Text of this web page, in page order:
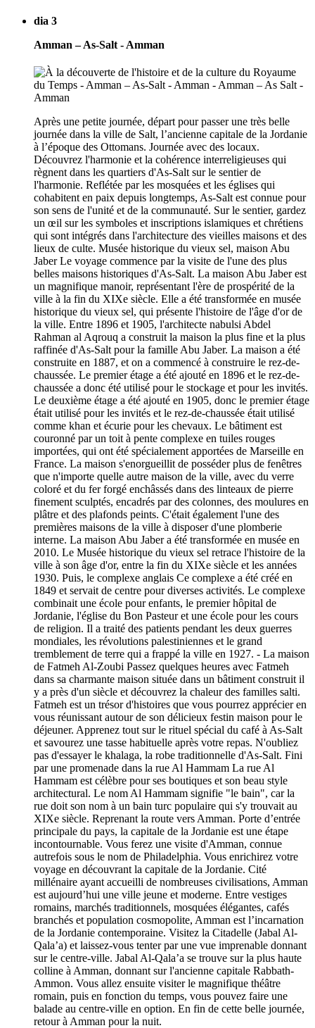
dia 3
Amman – As-Salt - Amman
Après une petite journée, départ pour passer une très belle
journée dans la ville de Salt, l’ancienne capitale de la Jordanie
à l’époque des Ottomans. Journée avec des locaux.
Découvrez l'harmonie et la cohérence interreligieuses qui
règnent dans les quartiers d'As-Salt sur le sentier de
l'harmonie. Reflétée par les mosquées et les églises qui
cohabitent en paix depuis longtemps, As-Salt est connue pour
son sens de l'unité et de la communauté. Sur le sentier, gardez
un œil sur les symboles et inscriptions islamiques et chrétiens
qui sont intégrés dans l'architecture des vieilles maisons et des
lieux de culte. Musée historique du vieux sel, maison Abu
Jaber Le voyage commence par la visite de l'une des plus
belles maisons historiques d'As-Salt. La maison Abu Jaber est
un magnifique manoir, représentant l'ère de prospérité de la
ville à la fin du XIXe siècle. Elle a été transformée en musée
historique du vieux sel, qui présente l'histoire de l'âge d'or de
la ville. Entre 1896 et 1905, l'architecte nabulsi Abdel
Rahman al Aqrouq a construit la maison la plus fine et la plus
raffinée d'As-Salt pour la famille Abu Jaber. La maison a été
construite en 1887, et on a commencé à construire le rez-de-
chaussée. Le premier étage a été ajouté en 1896 et le rez-de-
chaussée a donc été utilisé pour le stockage et pour les invités.
Le deuxième étage a été ajouté en 1905, donc le premier étage
était utilisé pour les invités et le rez-de-chaussée était utilisé
comme khan et écurie pour les chevaux. Le bâtiment est
couronné par un toit à pente complexe en tuiles rouges
importées, qui ont été spécialement apportées de Marseille en
France. La maison s'enorgueillit de posséder plus de fenêtres
que n'importe quelle autre maison de la ville, avec du verre
coloré et du fer forgé enchâssés dans des linteaux de pierre
finement sculptés, encadrés par des colonnes, des moulures en
plâtre et des plafonds peints. C'était également l'une des
premières maisons de la ville à disposer d'une plomberie
interne. La maison Abu Jaber a été transformée en musée en
2010. Le Musée historique du vieux sel retrace l'histoire de la
ville à son âge d'or, entre la fin du XIXe siècle et les années
1930. Puis, le complexe anglais Ce complexe a été créé en
1849 et servait de centre pour diverses activités. Le complexe
combinait une école pour enfants, le premier hôpital de
Jordanie, l'église du Bon Pasteur et une école pour les cours
de religion. Il a traité des patients pendant les deux guerres
mondiales, les révolutions palestiniennes et le grand
tremblement de terre qui a frappé la ville en 1927. - La maison
de Fatmeh Al-Zoubi Passez quelques heures avec Fatmeh
dans sa charmante maison située dans un bâtiment construit il
y a près d'un siècle et découvrez la chaleur des familles salti.
Fatmeh est un trésor d'histoires que vous pourrez apprécier en
vous réunissant autour de son délicieux festin maison pour le
déjeuner. Apprenez tout sur le rituel spécial du café à As-Salt
et savourez une tasse habituelle après votre repas. N'oubliez
pas d'essayer le khalaga, la robe traditionnelle d'As-Salt. Fini
par une promenade dans la rue Al Hammam La rue Al
Hammam est célèbre pour ses boutiques et son beau style
architectural. Le nom Al Hammam signifie "le bain", car la
rue doit son nom à un bain turc populaire qui s'y trouvait au
XIXe siècle. Reprenant la route vers Amman. Porte d’entrée
principale du pays, la capitale de la Jordanie est une étape
incontournable. Vous ferez une visite d'Amman, connue
autrefois sous le nom de Philadelphia. Vous enrichirez votre
voyage en découvrant la capitale de la Jordanie. Cité
millénaire ayant accueilli de nombreuses civilisations, Amman
est aujourd’hui une ville jeune et moderne. Entre vestiges
romains, marchés traditionnels, mosquées élégantes, cafés
branchés et population cosmopolite, Amman est l’incarnation
de la Jordanie contemporaine. Visitez la Citadelle (Jabal Al-
Qala’a) et laissez-vous tenter par une vue imprenable donnant
sur le centre-ville. Jabal Al-Qala’a se trouve sur la plus haute
colline à Amman, donnant sur l'ancienne capitale Rabbath-
Ammon. Vous allez ensuite visiter le magnifique théâtre
romain, puis en fonction du temps, vous pouvez faire une
balade au centre-ville en option. En fin de cette belle journée,
retour à Amman pour la nuit.